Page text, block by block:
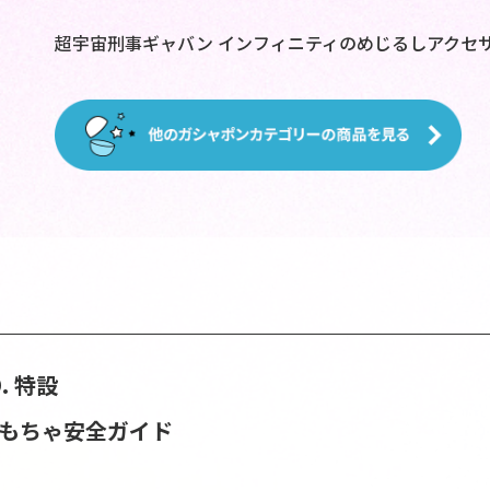
超宇宙刑事ギャバン インフィニティのめじるしアクセ
特設
ちゃ安全ガイド